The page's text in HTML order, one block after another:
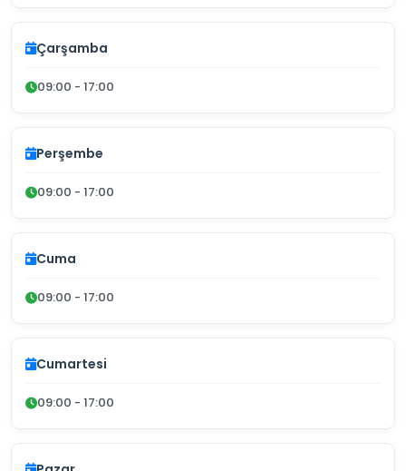
Çarşamba
09:00 - 17:00
Perşembe
09:00 - 17:00
Cuma
09:00 - 17:00
Cumartesi
09:00 - 17:00